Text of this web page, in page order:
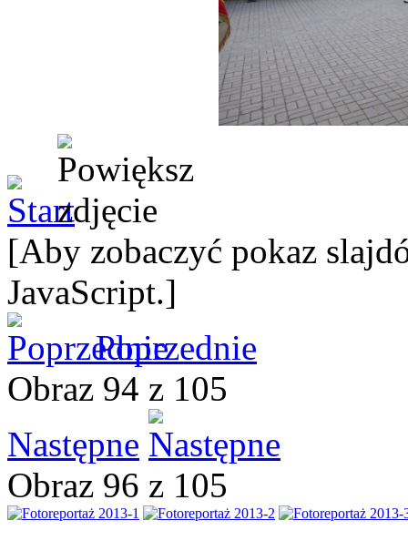
[Aby zobaczyć pokaz
JavaScript.]
Poprzednie
Obraz 94 z 105
Następne
Obraz 96 z 105